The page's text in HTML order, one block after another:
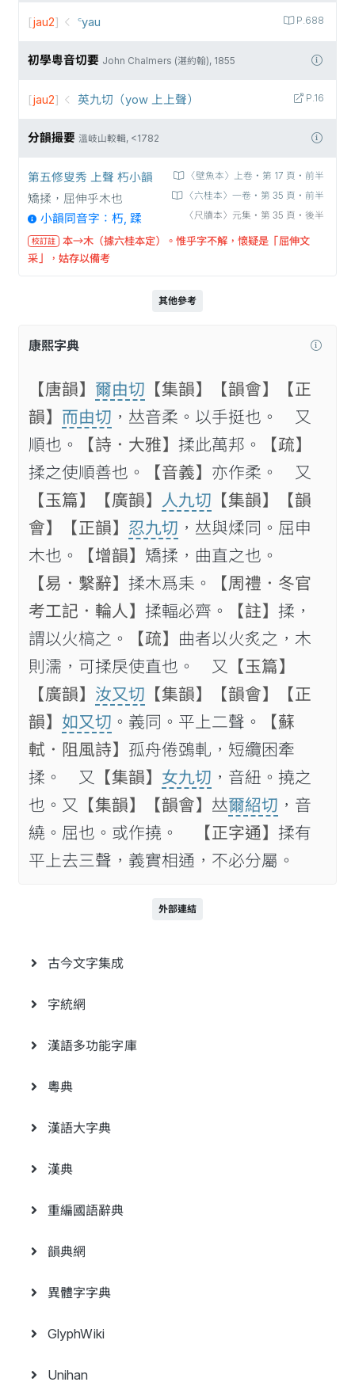
P.688
[jau2] ꜂yau
初學粵音切要 John Chalmers (湛約翰), 1855
P.16
[jau2] 英九切（yow 上上聲）
分韻撮要 溫岐山較輯, <1782
〈壁魚本〉上卷‧第 17 頁‧前半
〈六桂本〉一卷‧第 35 頁‧前半
〈尺牘本〉元集‧第 35 頁‧後半
第五修叟秀 上聲 朽小韻
矯揉，屈伸乎木也
小韻同音字：朽, 蹂
校訂註
本→木（據六桂本定）。惟乎字不解，懷疑是「屈伸文
采」，姑存以備考
其他參考
康熙字典
【唐韻】 爾由切 【集韻】 【韻會】
【正
韻】 而由切 ，𠀤音柔。以手挺也。 又
順也。
【詩．大雅】 揉此萬邦。
【疏】
揉之使順善也。
【音義】 亦作柔。 又
【玉篇】
【廣韻】 人九切 【集韻】
【韻
會】
【正韻】 忍九切 ，𠀤與煣同。屈申
木也。
【增韻】 矯揉，曲直之也。
【易．繫辭】 揉木爲耒。
【周禮．冬官
考工記．輪人】 揉輻必齊。 【註】 揉，
謂以火槁之。
【疏】 曲者以火炙之，木
則濡，可揉戾使直也。 又
【玉篇】
【廣韻】 汝又切 【集韻】 【韻會】
【正
韻】 如又切 。義同。平上二聲。
【蘇
軾．阻風詩】 孤舟倦鵶軋，短纜困牽
揉。 又
【集韻】 女九切 ，音紐。撓之
也。又
【集韻】 【韻會】 𠀤爾紹切 ，音
繞。屈也。或作撓。
【正字通】 揉有
平上去三聲，義實相通，不必分屬。
外部連結
古今文字集成
字統網
漢語多功能字庫
粵典
漢語大字典
漢典
重編國語辭典
韻典網
異體字字典
GlyphWiki
Unihan